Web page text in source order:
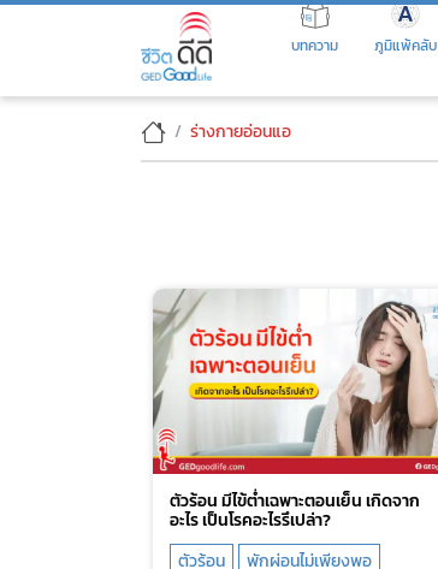
Skip
บทความ ภูมิแพ้คลับ
ร่างกายอ่อนแอ
ตัวร้อน มีไข้ต่ำเฉพาะตอนเย็น เกิดจาก
อะไร เป็นโรคอะไรรึเปล่า?
ตัวร้อน
พักผ่อนไม่เพียงพอ